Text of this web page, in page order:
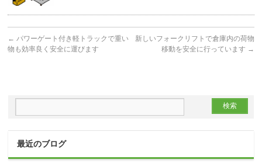
← パワーゲート付き軽トラックで重い
物も効率良く安全に運びます
新しいフォークリフトで倉庫内の荷物
移動を安全に行っています →
最近のブログ